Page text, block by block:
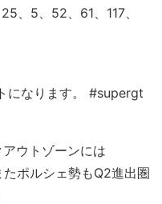
、5、52、61、117、
になります。 #supergt
ウトゾーンには
ポルシェ勢もQ2進出圏